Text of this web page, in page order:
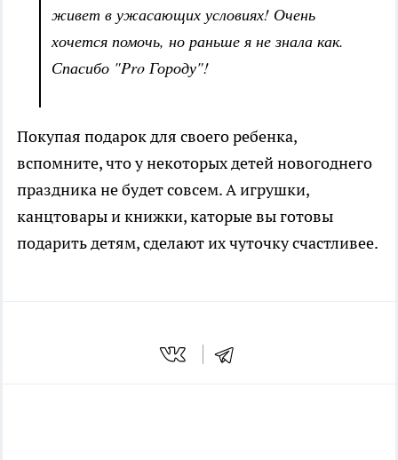
живет в ужасающих условиях! Очень
хочется помочь, но раньше я не знала как.
Спасибо "Pro Городу"!
Покупая подарок для своего ребенка,
вспомните, что у некоторых детей новогоднего
праздника не будет совсем. А игрушки,
канцтовары и книжки, каторые вы готовы
подарить детям, сделают их чуточку счастливее.